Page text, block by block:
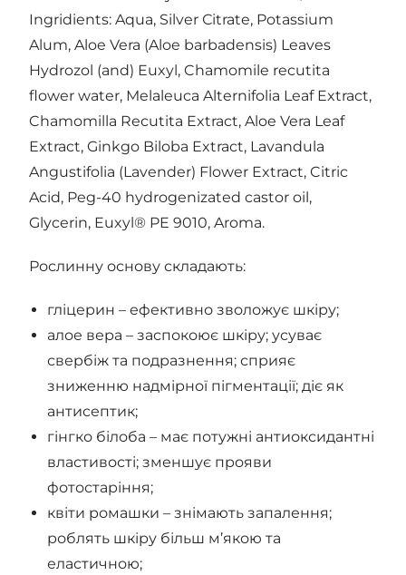
Ingridients: Aqua, Silver Сitrate, Potassium
Alum, Aloe Vera (Aloe barbadensis) Leaves
Hydrozol (and) Euxyl, Chamomile recutita
flower water, Melaleuca Alternifolia Leaf Extract,
Chamomilla Recutita Extract, Aloe Vera Leaf
Extract, Ginkgo Biloba Extract, Lavandula
Angustifolia (Lavender) Flower Extract, Citric
Acid, Peg-40 hydrogenizated castor oil,
Glycerin, Euxyl® PE 9010, Aroma.
Рослинну основу складають:
гліцерин – ефективно зволожує шкіру;
алое вера – заспокоює шкіру; усуває
свербіж та подразнення; сприяє
зниженню надмірної пігментації; діє як
антисептик;
гінгко білоба – має потужні антиоксидантні
властивості; зменшує прояви
фотостаріння;
квіти ромашки – знімають запалення;
роблять шкіру більш м’якою та
еластичною;